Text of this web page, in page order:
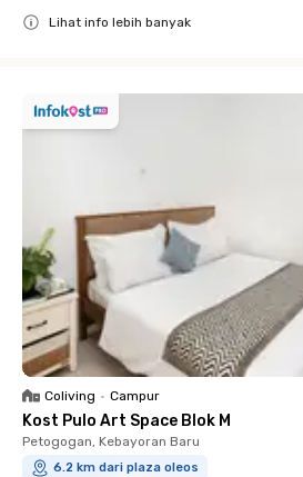
Lihat info lebih banyak
Coliving • Campur
Kost Pulo Art Space Blok M
Petogogan, Kebayoran Baru
6.2 km dari plaza oleos